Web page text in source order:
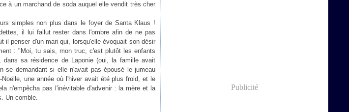
à un marchand de soda auquel elle vendit très cher
simples non plus dans le foyer de Santa Klaus !
il lui fallut rester dans l'ombre afin de ne pas
il penser d'un mari qui, lorsqu'elle évoquait son désir
: "Moi, tu sais, mon truc, c'est plutôt les enfants
sa résidence de Laponie (oui, la famille avait
se demandant si elle n'avait pas épousé le jumeau
une année où l'hiver avait été plus froid, et le
n'empêcha pas l'inévitable d'advenir : la mère et la
Un comble.
Publicité